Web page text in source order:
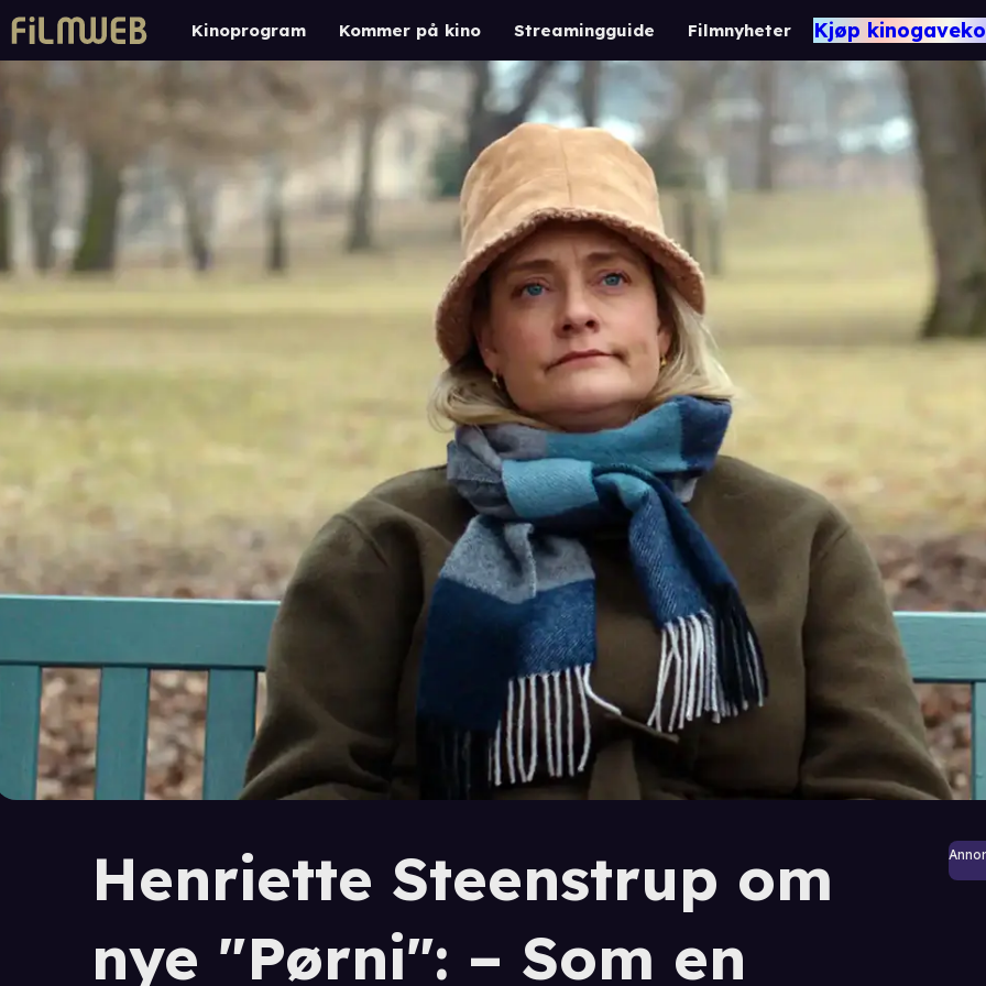
Kinoprogram Kommer på kino Streamingguide Filmnyheter Kjøp
Henriette Steenstrup om
nye "Pørni": – Som en